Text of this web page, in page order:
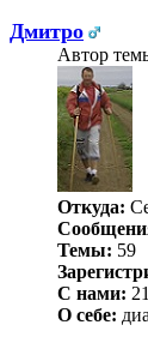
Дмитро
Автор
Откуда:
Темы: 59
С нами:
О себе: